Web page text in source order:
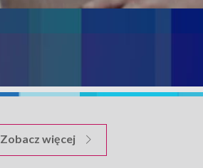
Zobacz więcej odcinków Muzyka